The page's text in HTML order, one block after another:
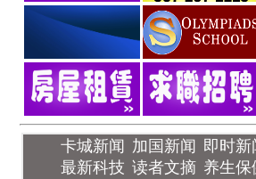
卡城新闻 加国新闻 即时新
最新科技 读者文摘 养生保